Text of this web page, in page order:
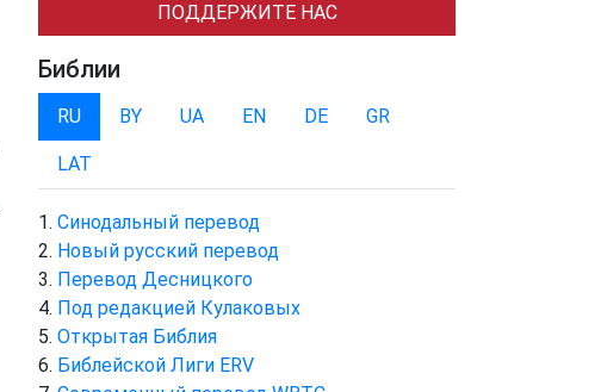
ПОДДЕРЖИТЕ НАС
Библии
RU BY UA EN DE GR
LAT
Синодальный перевод
Новый русский перевод
Перевод Десницкого
Под редакцией Кулаковых
Открытая Библия
Библейской Лиги ERV